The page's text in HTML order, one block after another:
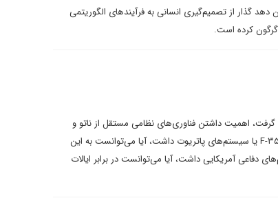
گذار از تصمیم‌گیری انسانی به فرآیندهای الگوریتمی
کرده است.
اهمیت داشتن فناوری‌های نظامی مستقل از ناتو و
ایالات متحده است. بگذارید از شما سوالی بپرسم: اگر ایران F-۳۵، F-۱۶ یا سیستم‌های پاتریوت داشت، آیا می‌توانست به این
دفاعی آمریکایی داشت، آیا می‌توانست در برابر ایالات